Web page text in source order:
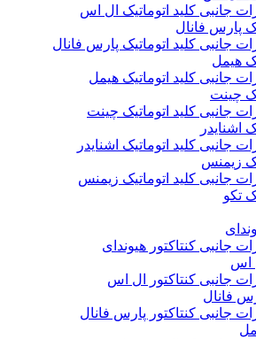
جانبی کلید اتوماتیک ال اس
پارس فانال
جانبی کلید اتوماتیک پارس فانال
هیمل
جانبی کلید اتوماتیک هیمل
چینت
جانبی کلید اتوماتیک چینت
اشنایدر
جانبی کلید اتوماتیک اشنایدر
زیمنس
جانبی کلید اتوماتیک زیمنس
تکو
جانبی کنتاکتور هیوندای
اس
جانبی کنتاکتور ال اس
فانال
جانبی کنتاکتور پارس فانال